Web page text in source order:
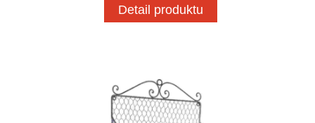
Detail produktu